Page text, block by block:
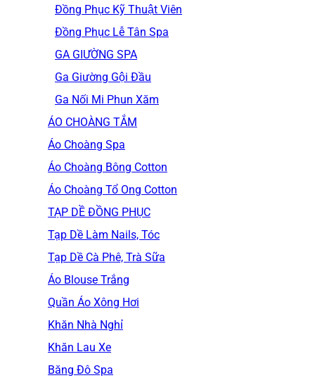
Đồng Phục Kỹ Thuật Viên
Đồng Phục Lễ Tân Spa
GA GIƯỜNG SPA
Ga Giường Gội Đầu
Ga Nối Mi Phun Xăm
ÁO CHOÀNG TẮM
Áo Choàng Spa
Áo Choàng Bông Cotton
Áo Choàng Tổ Ong Cotton
TẠP DỀ ĐỒNG PHỤC
Tạp Dề Làm Nails, Tóc
Tạp Dề Cà Phê, Trà Sữa
Áo Blouse Trắng
Quần Áo Xông Hơi
Khăn Nhà Nghỉ
Khăn Lau Xe
Băng Đô Spa